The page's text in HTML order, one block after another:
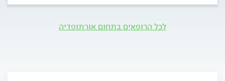
לכל הרופאים בתחום אורתופדיה